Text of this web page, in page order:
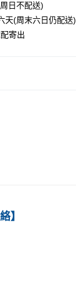
日不配送)
天(周末六日仍配送)
寄出
】